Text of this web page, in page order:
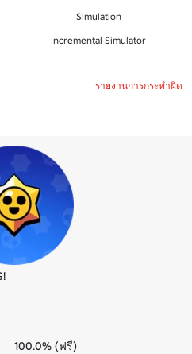
Simulation
Incremental Simulator
รายงานการกระทำผิด
100.0% (ฟรี)